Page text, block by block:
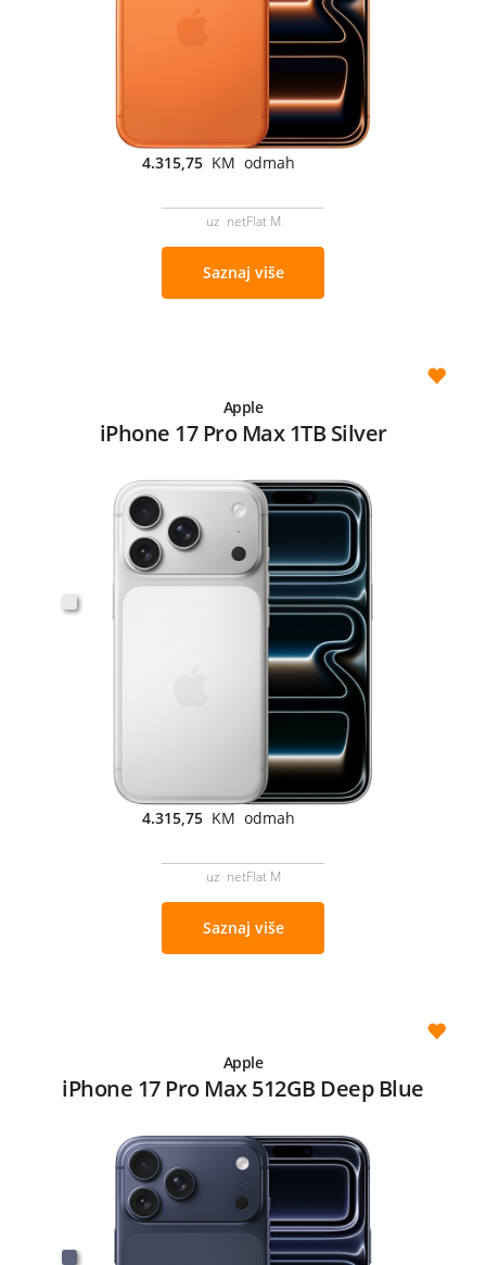
4.315,75 KM odmah
uz netFlat M
Saznaj više
Apple
iPhone 17 Pro Max 1TB Silver
4.315,75 KM odmah
uz netFlat M
Saznaj više
Apple
iPhone 17 Pro Max 512GB Deep Blue